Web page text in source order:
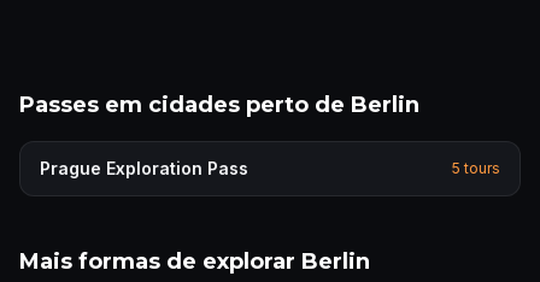
Passes em cidades perto de Berlin
Prague Exploration Pass 5 tours
Mais formas de explorar Berlin